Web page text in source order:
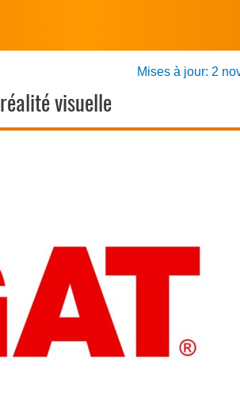
visuelle
Mises à jour: 2